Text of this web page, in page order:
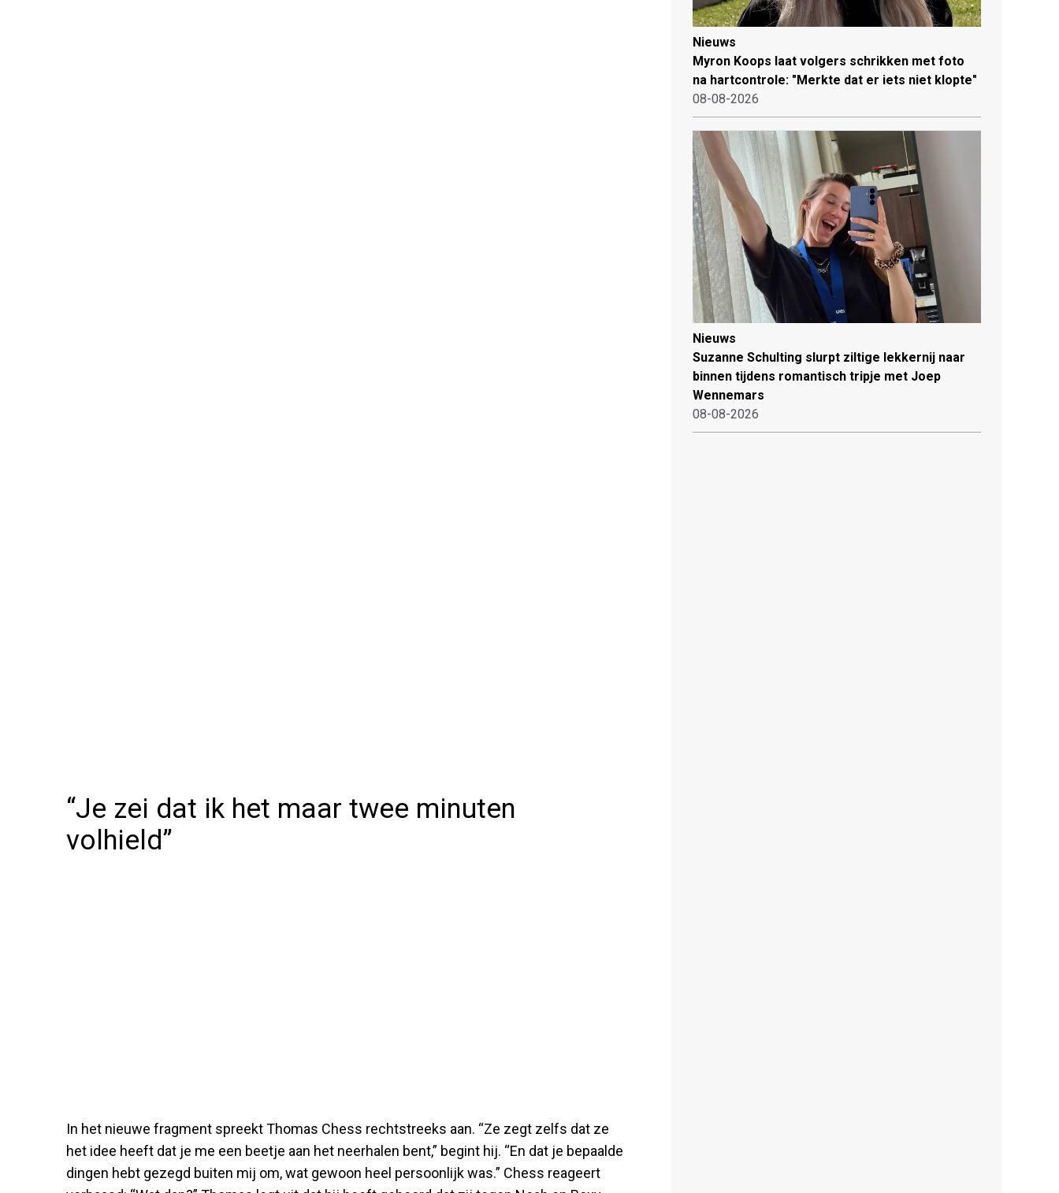
“Je zei dat ik het maar twee minuten
volhield”
In het nieuwe fragment spreekt Thomas Chess rechtstreeks aan. “Ze zegt zelfs dat ze
het idee heeft dat je me een beetje aan het neerhalen bent,” begint hij. “En dat je bepaalde
dingen hebt gezegd buiten mij om, wat gewoon heel persoonlijk was.” Chess reageert
Nieuws
Myron Koops laat volgers schrikken met foto
na hartcontrole: "Merkte dat er iets niet klopte"
08-08-2026
Nieuws
Suzanne Schulting slurpt ziltige lekkernij naar
binnen tijdens romantisch tripje met Joep
Wennemars
08-08-2026